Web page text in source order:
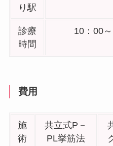
り駅
診療
時間
10：00
費用
施
術
共立式P－
PL挙筋法